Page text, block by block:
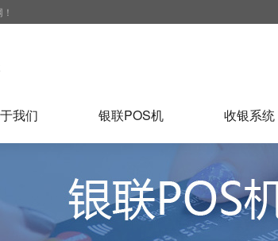
我们 银联POS机 收银系统